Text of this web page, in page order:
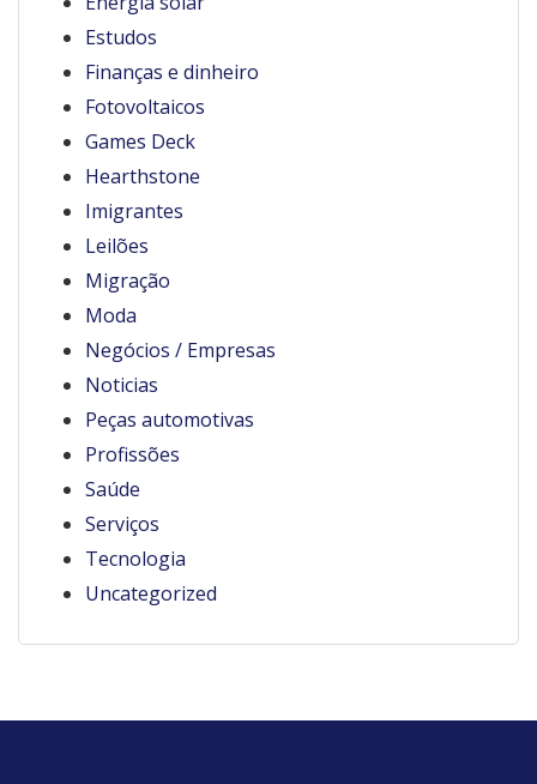
Estudos
Finanças e dinheiro
Fotovoltaicos
Games Deck
Hearthstone
Imigrantes
Leilões
Migração
Moda
Negócios / Empresas
Noticias
Peças automotivas
Profissões
Saúde
Serviços
Tecnologia
Uncategorized